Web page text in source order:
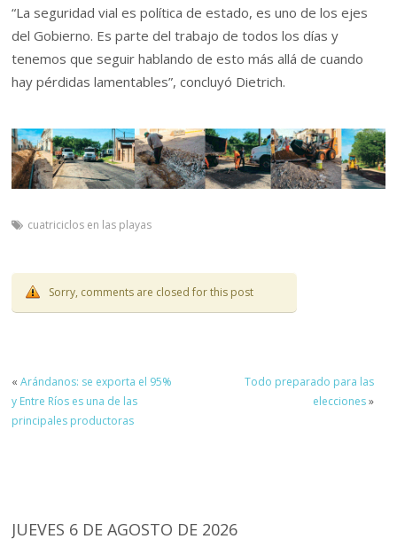
“La seguridad vial es política de estado, es uno de los ejes
del Gobierno. Es parte del trabajo de todos los días y
tenemos que seguir hablando de esto más allá de cuando
hay pérdidas lamentables”, concluyó Dietrich.
cuatriciclos en las playas
Sorry, comments are closed for this post
«Arándanos: se exporta el 95%
y Entre Ríos es una de las
principales productoras
Todo preparado para las
elecciones»
JUEVES 6 DE AGOSTO DE 2026